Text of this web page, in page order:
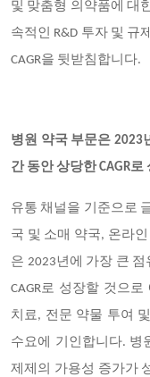
및 맞춤형 의약품에 대
속적인 R&D 투자 및 규
CAGR을 뒷받침합니다.
병원 약국 부문은 2023
간 동안 상당한 CAGR
유통 채널을 기준으로
국 및 소매 약국, 온라
은 2023년에 가장 큰
CAGR로 성장할 것으
치료, 전문 약물 투여
수요에 기인합니다. 병
제제의 가용성 증가가